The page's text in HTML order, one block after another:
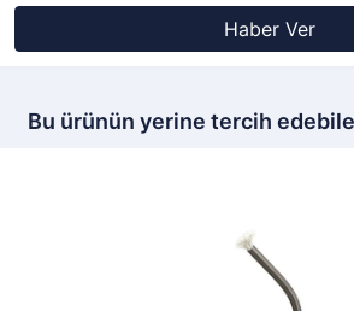
Haber Ver
Bu ürünün yerine tercih